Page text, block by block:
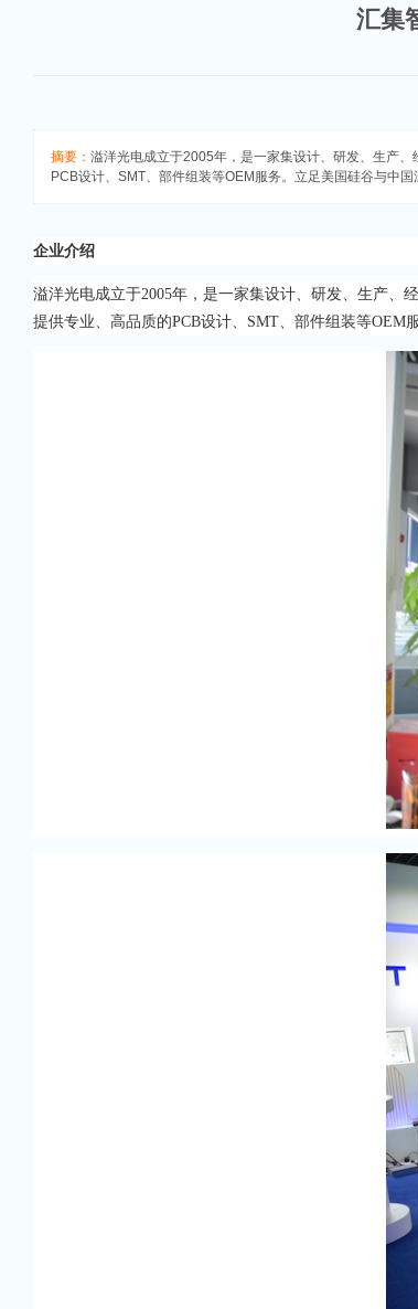
汇集
摘要： 溢洋光电成立于2005年，是一家集设计、研发、生产
PCB设计、SMT、部件组装等OEM服务。立足美国硅谷与中
企业介绍
溢洋光电成立于2005年，是一家集设计、研发、生产、
提供专业、高品质的PCB设计、SMT、部件组装等OEM